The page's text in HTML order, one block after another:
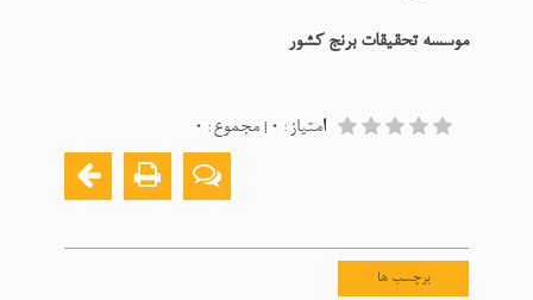
موسسه تحقیقات برنج کشور
امتیاز : ۰ | مجموع : ۰
برچسب ها